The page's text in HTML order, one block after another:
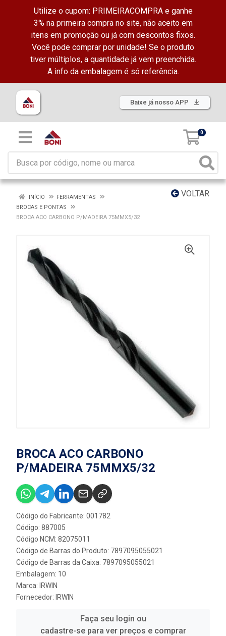
Utilize o cupom: PRIMEIRACOMPRA e ganhe
3% na primeira compra no site, não aceito em
itens em promoção ou já com descontos fixos.
Você pode comprar por unidade! Se o produto
tiver múltiplos, a quantidade já vem preenchida.
A info da embalagem é só referência.
Baixe já nosso APP
0
VOLTAR
INÍCIO
FERRAMENTAS
BROCAS E PONTAS
BROCA ACO CARBONO P/MADEIRA 75MMX5/32
BROCA ACO CARBONO
P/MADEIRA 75MMX5/32
Código do Fabricante: 001782
Código: 887005
Código NCM: 82075011
Código de Barras do Produto: 7897095055021
Código de Barras da Caixa: 7897095055021
Embalagem: 10
Marca: IRWIN
Fornecedor: IRWIN
Faça seu login ou
cadastre-se para ver preços e comprar